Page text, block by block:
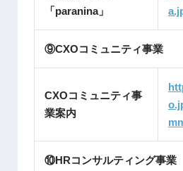
「paranina」
⑨CXOコミュニティ事業
CXOコミュニティ事
業案内
⑩HRコンサルティング事業